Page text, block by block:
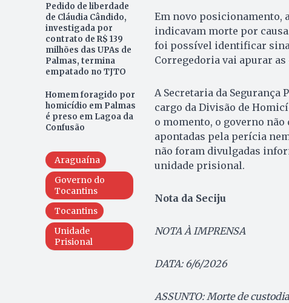
Pedido de liberdade
de Cláudia Cândido,
investigada por
contrato de R$ 139
milhões das UPAs de
Palmas, termina
empatado no TJTO
Homem foragido por
homicídio em Palmas
é preso em Lagoa da
Confusão
Araguaína
Governo do
Tocantins
Tocantins
Unidade
Prisional
Em novo posicionamento,
indicavam morte por
foi possível identificar
Corregedoria vai apurar
A Secretaria da
cargo da Divisão de
o momento, o governo
apontadas pela perícia
não foram divulgadas
unidade prisional.
Nota da Seciju
NOTA À IMPRENSA
DATA: 6/6/2026
ASSUNTO: Morte de